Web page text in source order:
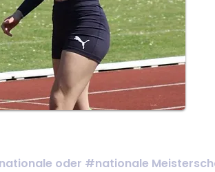
oder #nationale